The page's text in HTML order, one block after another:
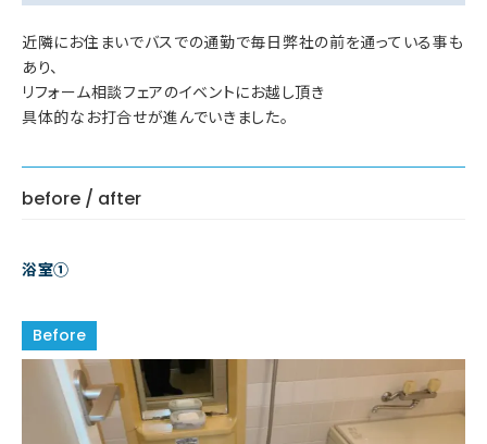
近隣にお住まいでバスでの通勤で毎日弊社の前を通っている事も
あり、
リフォーム相談フェアのイベントにお越し頂き
具体的なお打合せが進んでいきました。
before / after
浴室①